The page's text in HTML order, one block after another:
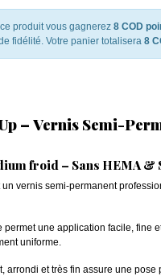
produit vous gagnerez 8 COD
fidélité. Votre panier totalisera 8
– Vernis Semi-
froid – Sans HEMA &
un vernis semi-permanent
permet une application facile, fine
uniforme.
arrondi et très fin assure une pose